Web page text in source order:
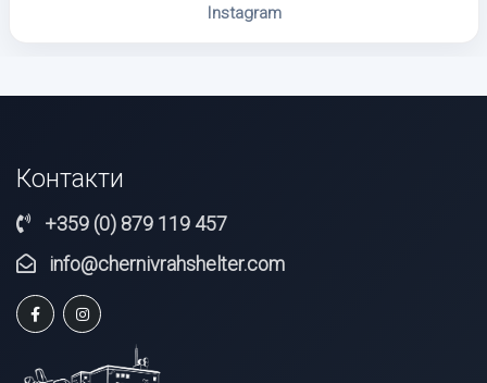
Instagram
Контакти
+359 (0) 879 119 457
info@chernivrahshelter.com